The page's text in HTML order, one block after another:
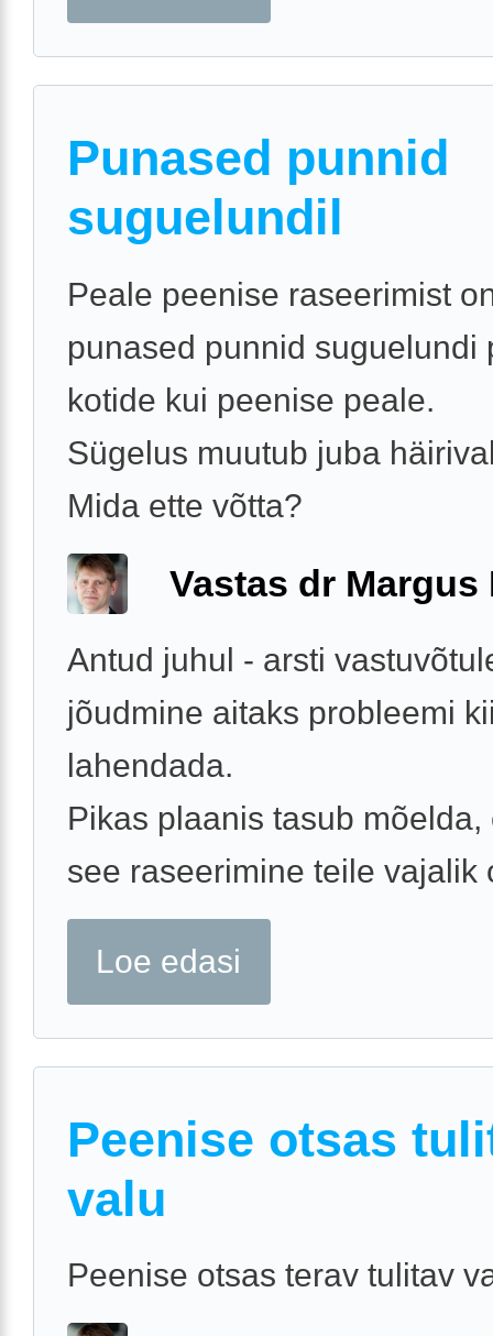
Punased punnid
suguelundil
Peale peenise raseerimist
punased punnid suguelundi
kotide kui peenise peale.
Sügelus muutub juba
Mida ette võtta?
Vastas dr Margus
Antud juhul - arsti
jõudmine aitaks probleemi
lahendada.
Pikas plaanis tasub mõelda,
see raseerimine teile vajalik
Loe edasi
Peenise otsas
valu
Peenise otsas terav tulitav